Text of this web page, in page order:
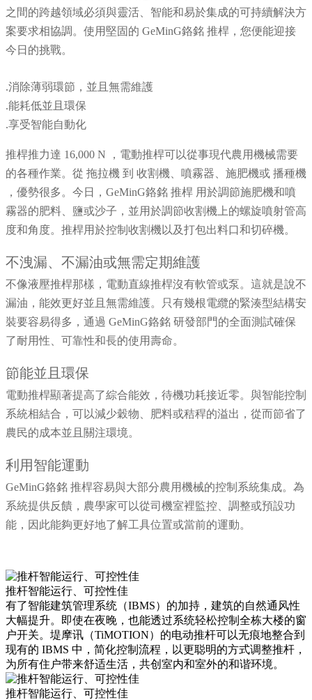
之間的跨越領域必須與靈活、智能和易於集成的可持續解決方
案要求相協調。使用堅固的 GeMinG鉻銘 推桿，您便能迎接
今日的挑戰。
.消除薄弱環節，並且無需維護
.能耗低並且環保
.享受智能自動化
推桿推力達 16,000 N ，電動推桿可以從事現代農用機械需要
的各種作業。從 拖拉機 到 收割機、噴霧器、施肥機或 播種機
，優勢很多。今日，GeMinG鉻銘 推桿 用於調節施肥機和噴
霧器的肥料、鹽或沙子，並用於調節收割機上的螺旋噴射管高
度和角度。推桿用於控制收割機以及打包出料口和切碎機。
不洩漏、不漏油或無需定期維護
不像液壓推桿那樣，電動直線推桿沒有軟管或泵。這就是說不
漏油，能效更好並且無需維護。只有幾根電纜的緊湊型結構安
裝要容易得多，通過 GeMinG鉻銘 研發部門的全面測試確保
了耐用性、可靠性和長的使用壽命。
節能並且環保
電動推桿顯著提高了綜合能效，待機功耗接近零。與智能控制
系統相結合，可以減少穀物、肥料或秸稈的溢出，從而節省了
農民的成本並且關注環境。
利用智能運動
GeMinG鉻銘 推桿容易與大部分農用機械的控制系統集成。為
系統提供反饋，農學家可以從司機室裡監控、調整或預設功
能，因此能夠更好地了解工具位置或當前的運動。
推杆智能运行、可控性佳
有了智能建筑管理系统（IBMS）的加持，建筑的自然通风性
大幅提升。即使在夜晚，也能透过系统轻松控制全栋大楼的窗
户开关。堤摩讯（TiMOTION）的电动推杆可以无痕地整合到
现有的 IBMS 中，简化控制流程，以更聪明的方式调整推杆，
为所有住户带来舒适生活，共创室内和室外的和谐环境。
推杆智能运行、可控性佳